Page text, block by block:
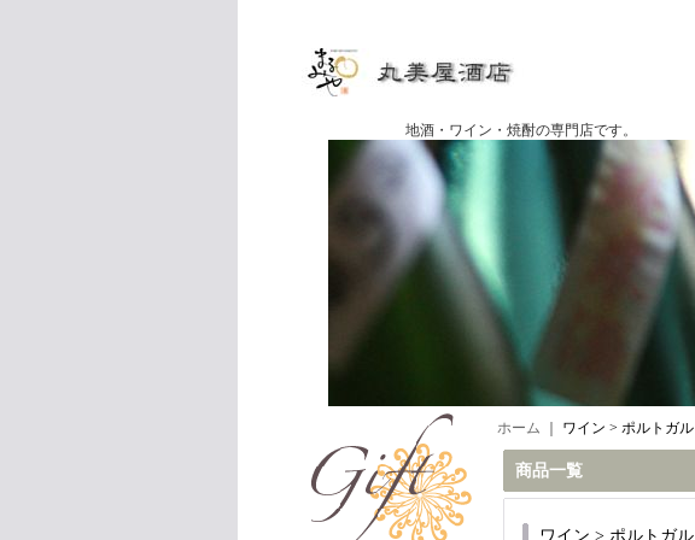
地酒・ワイン・焼酎の専門店です。
ホーム ワイン > ポルトガル
商品一覧
ワイン > ポルトガル